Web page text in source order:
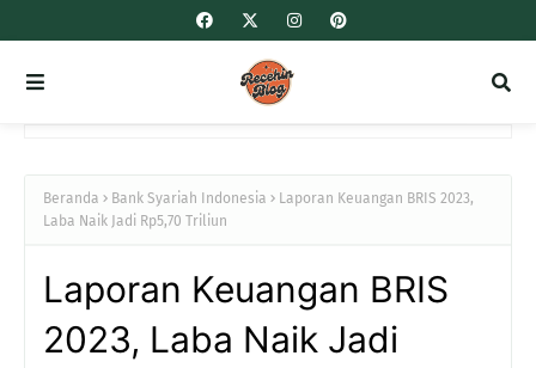
Beranda Bank Syariah Indonesia
Laporan Keuangan BRIS 2023,
Laba Naik Jadi Rp5,70 Triliun
Laporan Keuangan BRIS
2023, Laba Naik Jadi